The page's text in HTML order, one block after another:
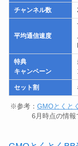
チャンネル数
平均通信速度
特典
キャンペーン
セット割
※参考： GMOとくと
6月時点の情